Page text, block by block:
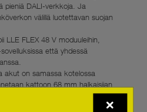
pieniä DALI-verkkoja. Ja
välillä luotettavan suojan
LLE FLEX 48 V moduuleihin,
että yhdessä
akut on samassa kotelossa
kattoon 68 mm halkaisijan
LED-moduulista käytettäväksi